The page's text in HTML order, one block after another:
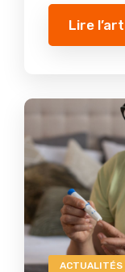
Lire
ACTUALITÉS